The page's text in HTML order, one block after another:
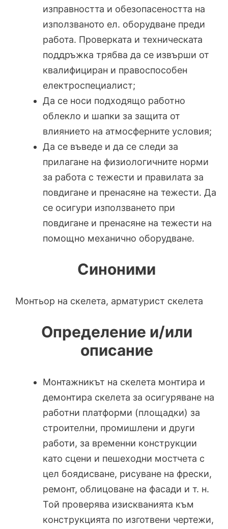
изправността и обезопасеността на
използваното ел. оборудване преди
работа. Проверката и техническата
поддръжка трябва да се извърши от
квалифициран и правоспособен
електроспециалист;
Да се носи подходящо работно
облекло и шапки за защита от
влиянието на атмосферните условия;
Да се въведе и да се следи за
прилагане на физиологичните норми
за работа с тежести и правилата за
повдигане и пренасяне на тежести. Да
се осигури използването при
повдигане и пренасяне на тежести на
помощно ме­ханично оборудване.
Синоними
Монтьор на скелета, арматурист скелета
Определение и/или
описание
Монтажникът на скелета монтира и
демонтира скелета за осигуряване на
работни платформи (площадки) за
строителни, промишлени и други
работи, за временни конструкции
като сцени и пешеходни мостчета с
цел боядис­ване, рисуване на фрески,
ремонт, облицоване на фасади и т. н.
Той проверява изискванията към
конструкцията по изготвени чертежи,